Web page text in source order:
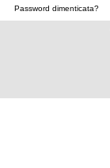
Password dimenticata?